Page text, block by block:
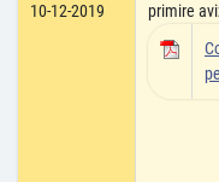
10-12-2019
primire